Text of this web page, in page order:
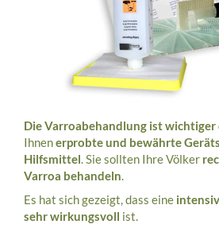
Die Varroabehandlung ist wichtiger
Ihnenerprobte und bewährte
Hilfsmittel. Sie sollten Ihre Völker
Varroa behandeln.
Es hat sich gezeigt, dass eine
sehr wirkungsvoll ist.